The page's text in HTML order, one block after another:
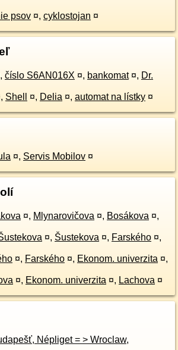
psov ¤, cyklostojan ¤
, číslo S6AN016X ¤, bankomat ¤, Dr.
, Shell ¤, Delia ¤, automat na lístky ¤
¤, Servis Mobilov ¤
¤, Mlynarovičova ¤, Bosákova ¤,
¤, Šustekova ¤, Farského ¤,
¤, Farského ¤, Ekonom. univerzita ¤,
¤, Ekonom. univerzita ¤, Lachova ¤
Népliget = > Wroclaw,